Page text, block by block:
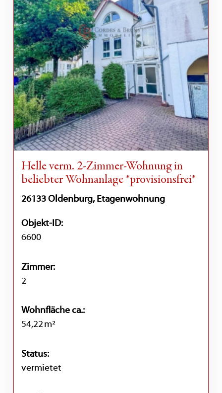
Helle verm. 2-Zimmer-Wohnung in
beliebter Wohnanlage *provisionsfrei*
26133 Oldenburg, Etagenwohnung
Objekt-ID:
6600
Zimmer:
2
Wohnfläche ca.:
54,22 m²
Status:
vermietet